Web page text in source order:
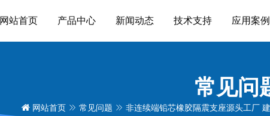
网站首页 产品中心 新闻动态 技术支持 应用案例
常见问
网站首页 常见问题 非连续端铅芯橡胶隔震支座源头工厂